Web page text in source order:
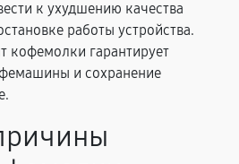
к ухудшению качества
работы устройства.
кофемолки гарантирует
и сохранение